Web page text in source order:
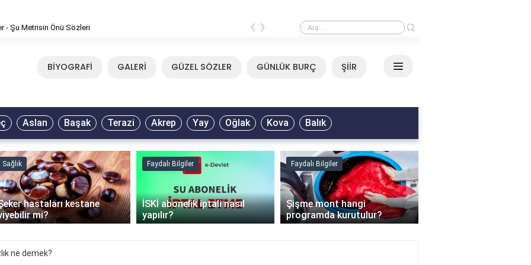
Mirkelam - Tavla Sözleri Neşet Ertaş - Yazımı Kışa Çevirdin Sözleri
‹ ›
BİYOGRAFİ GALERİ GÜZEL SÖZLER GÜNLÜK BURÇ ŞİİR
Aslan Başak Terazi Akrep Yay Oğlak Kova Balık
Sağlık
hastaları kestane
mi?
Faydalı Bilgiler
İSKİ abonelik iptali nasıl
yapılır?
Faydalı Bilgiler
Şişme mont hangi
programda kurutulur?
›
ne demek?